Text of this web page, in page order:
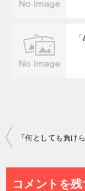
投
ナコメントを残